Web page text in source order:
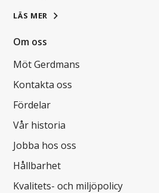
LÄS MER
Om oss
Möt Gerdmans
Kontakta oss
Fördelar
Vår historia
Jobba hos oss
Hållbarhet
Kvalitets- och miljöpolicy